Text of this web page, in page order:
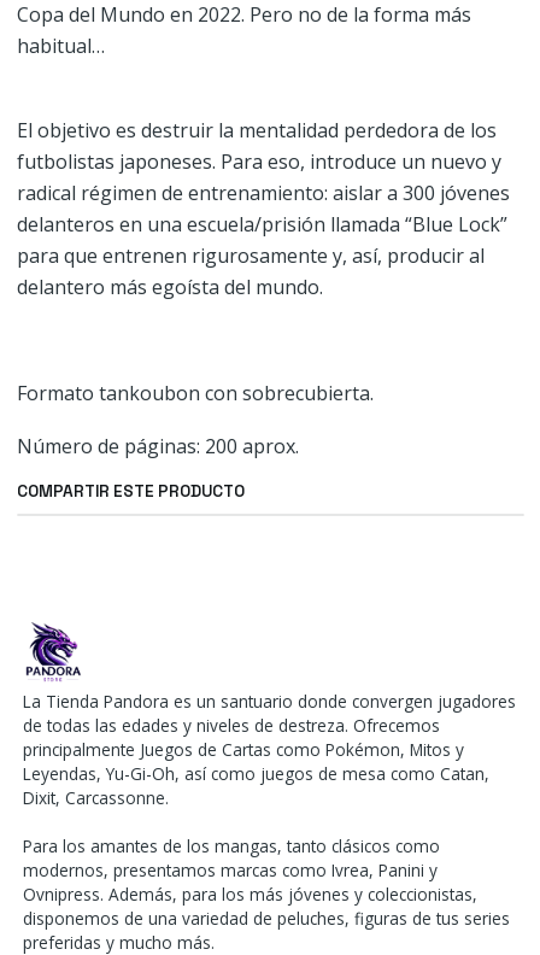
Copa del Mundo en 2022. Pero no de la forma más
habitual…
El objetivo es destruir la mentalidad perdedora de los
futbolistas japoneses. Para eso, introduce un nuevo y
radical régimen de entrenamiento: aislar a 300 jóvenes
delanteros en una escuela/prisión llamada “Blue Lock”
para que entrenen rigurosamente y, así, producir al
delantero más egoísta del mundo.
Formato tankoubon con sobrecubierta.
Número de páginas: 200 aprox.
COMPARTIR ESTE PRODUCTO
La Tienda Pandora es un santuario donde convergen jugadores
de todas las edades y niveles de destreza. Ofrecemos
principalmente Juegos de Cartas como Pokémon, Mitos y
Leyendas, Yu-Gi-Oh, así como juegos de mesa como Catan,
Dixit, Carcassonne.
Para los amantes de los mangas, tanto clásicos como
modernos, presentamos marcas como Ivrea, Panini y
Ovnipress. Además, para los más jóvenes y coleccionistas,
disponemos de una variedad de peluches, figuras de tus series
preferidas y mucho más.